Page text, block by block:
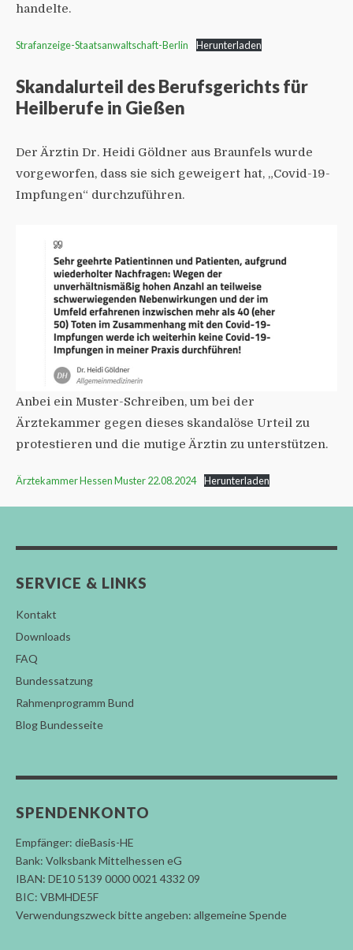
handelte.
Strafanzeige-Staatsanwaltschaft-Berlin Herunterladen
Skandalurteil des Berufsgerichts für
Heilberufe in Gießen
Der Ärztin Dr. Heidi Göldner aus Braunfels wurde
vorgeworfen, dass sie sich geweigert hat, „Covid-19-
Impfungen“ durchzuführen.
Anbei ein Muster-Schreiben, um bei der
Ärztekammer gegen dieses skandalöse Urteil zu
protestieren und die mutige Ärztin zu unterstützen.
Ärztekammer Hessen Muster 22.08.2024 Herunterladen
SERVICE & LINKS
Kontakt
Downloads
FAQ
Bundessatzung
Rahmenprogramm Bund
Blog Bundesseite
SPENDENKONTO
Empfänger: dieBasis-HE
Bank: Volksbank Mittelhessen eG
IBAN: DE10 5139 0000 0021 4332 09
BIC: VBMHDE5F
Verwendungszweck bitte angeben: allgemeine Spende